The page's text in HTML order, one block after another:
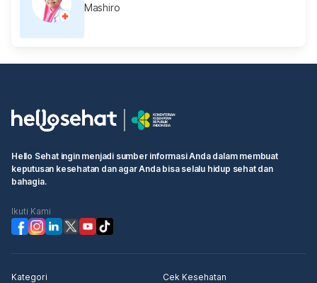
Mashiro
Hello Sehat ingin menjadi sumber informasi Anda dalam membuat
keputusan kesehatan dan agar Anda bisa selalu hidup sehat dan
bahagia.
Ikuti Kami
Kategori
Cek Kesehatan